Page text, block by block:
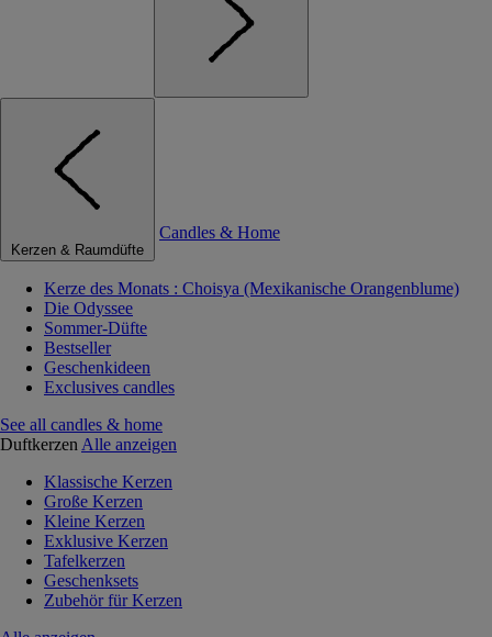
Kerzen & Raumdüfte
Candles & Home
Kerze des Monats : Choisya (Mexikanische Orangenblume)
Die Odyssee
Sommer-Düfte
Bestseller
Geschenkideen
Exclusives candles
See all candles & home
Duftkerzen Alle anzeigen
Klassische Kerzen
Große Kerzen
Kleine Kerzen
Exklusive Kerzen
Tafelkerzen
Geschenksets
Zubehör für Kerzen